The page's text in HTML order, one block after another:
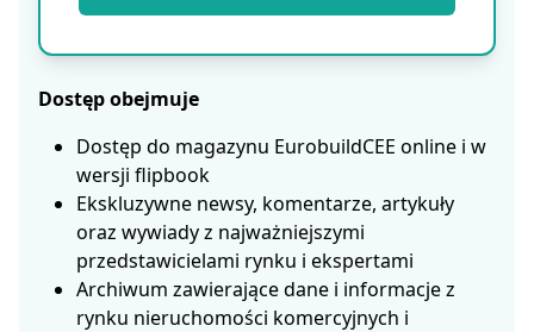
Dostęp obejmuje
Dostęp do magazynu EurobuildCEE online i w
wersji flipbook
Ekskluzywne newsy, komentarze, artykuły
oraz wywiady z najważniejszymi
przedstawicielami rynku i ekspertami
Archiwum zawierające dane i informacje z
rynku nieruchomości komercyjnych i